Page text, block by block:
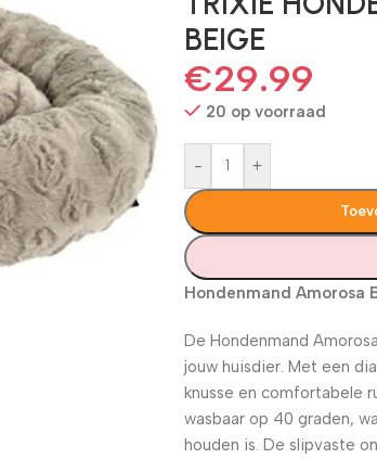
BEIGE
€29.99
20 op voorraad
- +
Hondenmand Amorosa
De Hondenmand
jouw huisdier. Met een
knusse en comfortabele
wasbaar op 40 graden,
houden is. De slipvaste